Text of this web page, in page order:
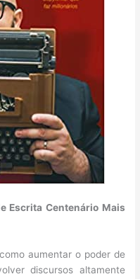
Escrita Centenário Mais
aumentar o poder de
discursos altamente